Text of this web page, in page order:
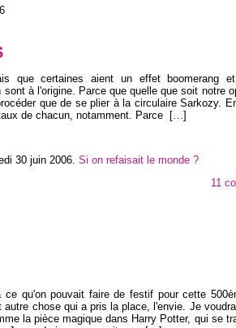
que certaines aient un effet boomerang
sont à l'origine. Parce que quelle que soit notre
que de se plier à la circulaire Sarkozy.
de chacun, notamment. Parce […]
30 juin 2006. Si on refaisait le monde ?
11
ce qu'on pouvait faire de festif pour cette
autre chose qui a pris la place, l'envie. Je
la pièce magique dans Harry Potter, qui se